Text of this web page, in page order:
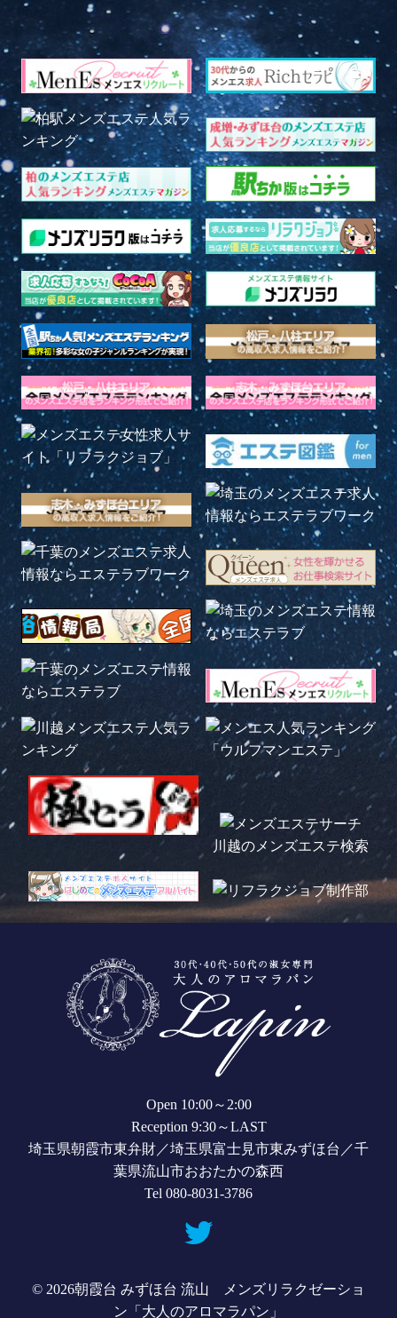
川越のメンズエステ検索
Open 10:00～2:00
Reception 9:30～LAST
埼玉県朝霞市東弁財／埼玉県富士見市東みずほ台／千
葉県流山市おおたかの森西
Tel 080-8031-3786
© 2026朝霞台 みずほ台 流山 メンズリラクゼーショ
ン「大人のアロマラパン」